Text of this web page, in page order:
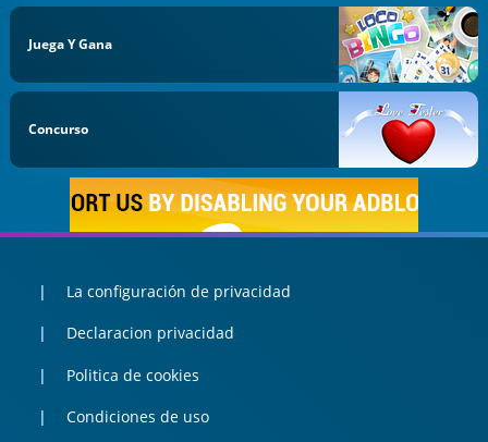
Juega Y Gana
Concurso
La configuración de privacidad
Declaracion privacidad
Politica de cookies
Condiciones de uso